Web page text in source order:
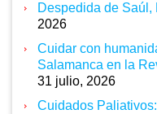
Despedida de Saúl,
2026
Cuidar con
Salamanca en la
31 julio, 2026
Cuidados